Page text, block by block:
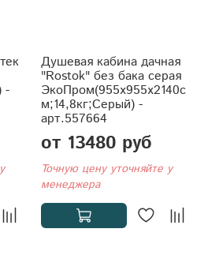
-
Душевая кабина дачная
"Rostok" без бака серая
ЭкоПром(955x955x2140с
м;14,8кг;Серый) -
арт.557664
от 13480 руб
Точную цену уточняйте у
менеджера